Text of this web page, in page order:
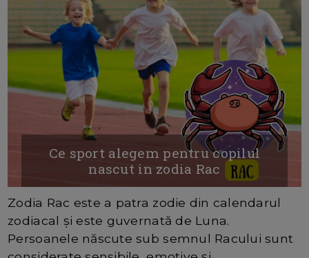
Ce sport alegem pentru copilul
nascut in zodia Rac
Zodia Rac este a patra zodie din calendarul
zodiacal și este guvernată de Luna.
Persoanele născute sub semnul Racului sunt